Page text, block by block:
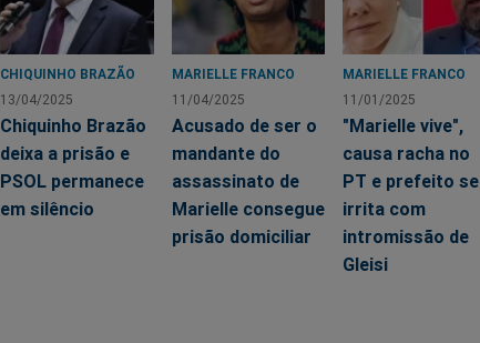
CHIQUINHO BRAZÃO
13/04/2025
Chiquinho Brazão
deixa a prisão e
PSOL permanece
em silêncio
MARIELLE FRANCO
11/04/2025
Acusado de ser o
mandante do
assassinato de
Marielle consegue
prisão domiciliar
MARIELLE FRANCO
11/01/2025
"Marielle vive",
causa racha no
PT e prefeito se
irrita com
intromissão de
Gleisi